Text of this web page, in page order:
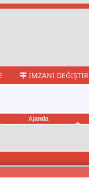
İMZANI DEĞIŞTIR
Ajanda